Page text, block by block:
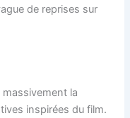
de reprises sur
la
inspirées du film.